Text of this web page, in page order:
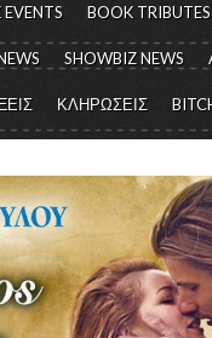
BOOK TRIBUTES
SHOWBIZ NEWS
ΚΛΗΡΩΣΕΙΣ